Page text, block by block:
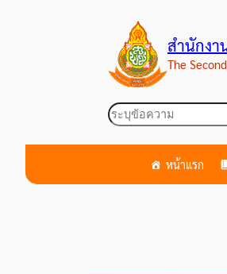
สำนักงา
The
ค้นหา
หน้าแรก